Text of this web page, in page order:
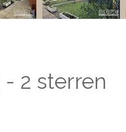
2 sterren